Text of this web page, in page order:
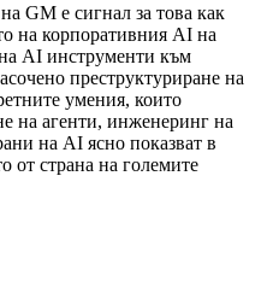
GM е сигнал за това как
на корпоративния AI на
AI инструменти към
преструктуриране на
умения, които
на агенти, инженеринг на
на AI ясно показват в
от страна на големите